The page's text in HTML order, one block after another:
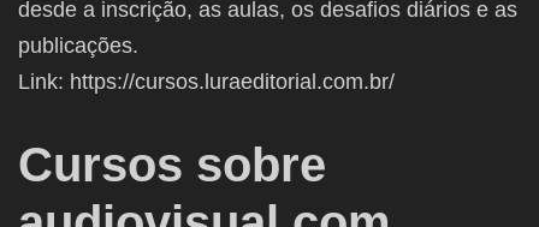
desde a inscrição, as aulas, os desafios diários e as
publicações.
Link: https://cursos.luraeditorial.com.br/
Cursos sobre